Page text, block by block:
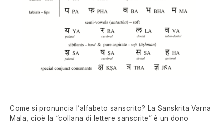
Come si pronuncia l’alfabeto sanscrito? La Sanskrita Varna
Mala, cioè la “collana di lettere sanscrite” è un dono